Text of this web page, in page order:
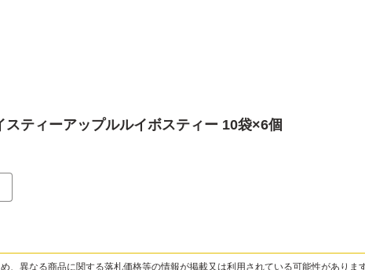
ティーアップルルイボスティー 10袋×6個
、異なる商品に関する落札価格等の情報が掲載又は利用されている可能性がありま